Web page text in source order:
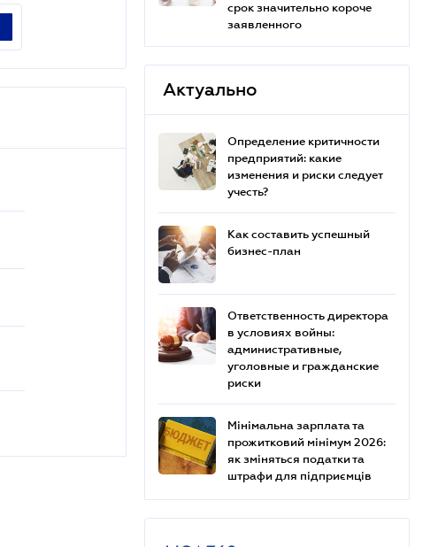
срок значительно короче
заявленного
Актуально
Определение критичности
предприятий: какие
изменения и риски следует
учесть?
Как составить успешный
бизнес-план
Ответственность директора
в условиях войны:
административные,
уголовные и гражданские
риски
Мінімальна зарплата та
прожитковий мінімум 2026:
як зміняться податки та
штрафи для підприємців